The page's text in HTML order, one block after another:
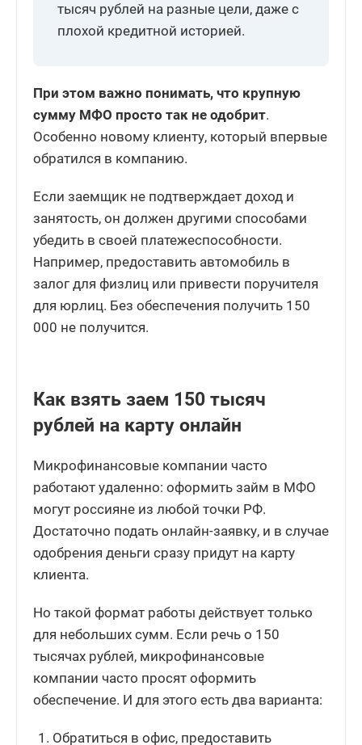
тысяч рублей на разные цели, даже с
плохой кредитной историей.
При этом важно понимать, что крупную
сумму МФО просто так не одобрит.
Особенно новому клиенту, который впервые
обратился в компанию.
Если заемщик не подтверждает доход и
занятость, он должен другими способами
убедить в своей платежеспособности.
Например, предоставить автомобиль в
залог для физлиц или привести поручителя
для юрлиц. Без обеспечения получить 150
000 не получится.
Как взять заем 150 тысяч
рублей на карту онлайн
Микрофинансовые компании часто
работают удаленно: оформить займ в МФО
могут россияне из любой точки РФ.
Достаточно подать онлайн-заявку, и в случае
одобрения деньги сразу придут на карту
клиента.
Но такой формат работы действует только
для небольших сумм. Если речь о 150
тысячах рублей, микрофинансовые
компании часто просят оформить
обеспечение. И для этого есть два варианта:
Обратиться в офис, предоставить